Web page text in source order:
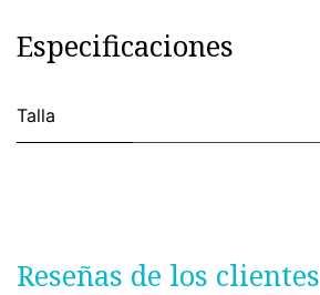
Especificaciones
Talla
Reseñas de los clientes